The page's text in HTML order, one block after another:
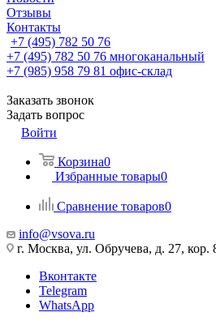
Отзывы
Контакты
+7 (495) 782 50 76
+7 (495) 782 50 76 многоканальный
+7 (985) 958 79 81 офис-склад
Заказать звонок
Задать вопрос
Войти
Корзина0
Избранные товары0
Сравнение товаров0
info@vsova.ru
г. Москва, ул. Обручева, д. 27, кор.
Вконтакте
Telegram
WhatsApp